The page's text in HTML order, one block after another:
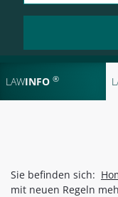
LAWINFO ®
Sie befinden sich:
mit neuen Regeln